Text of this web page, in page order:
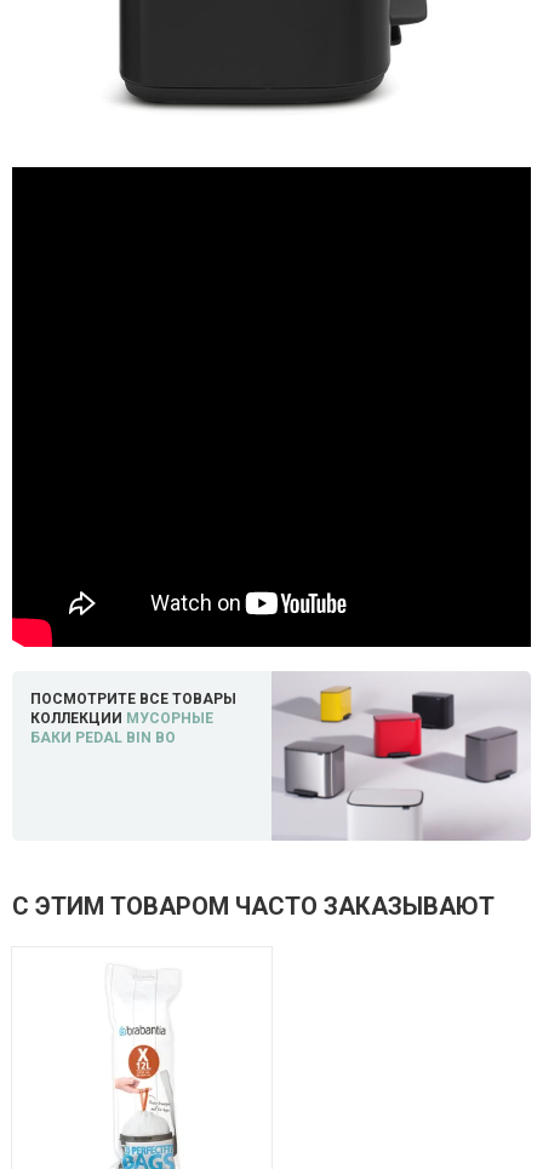
ПОСМОТРИТЕ ВСЕ ТОВАРЫ
КОЛЛЕКЦИИ МУСОРНЫЕ
БАКИ PEDAL BIN BO
С ЭТИМ ТОВАРОМ ЧАСТО ЗАКАЗЫВАЮТ